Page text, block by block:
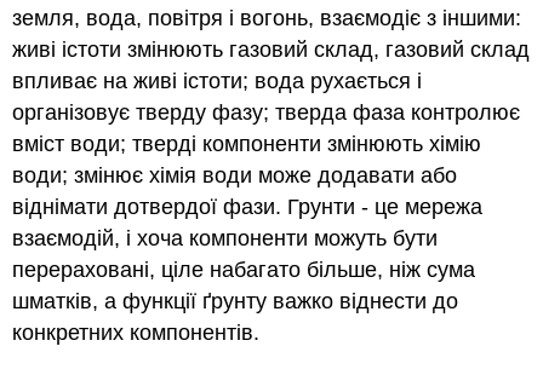
земля, вода, повітря і вогонь, взаємодіє з іншими:
живі істоти змінюють газовий склад, газовий склад
впливає на живі істоти; вода рухається і
організовує тверду фазу; тверда фаза контролює
вміст води; тверді компоненти змінюють хімію
води; змінює хімія води може додавати або
віднімати дотвердої фази. Грунти - це мережа
взаємодій, і хоча компоненти можуть бути
перераховані, ціле набагато більше, ніж сума
шматків, а функції ґрунту важко віднести до
конкретних компонентів.